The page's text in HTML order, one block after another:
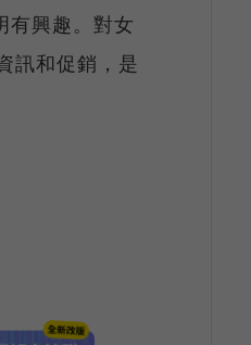
有興趣。對女
訊和促銷，是